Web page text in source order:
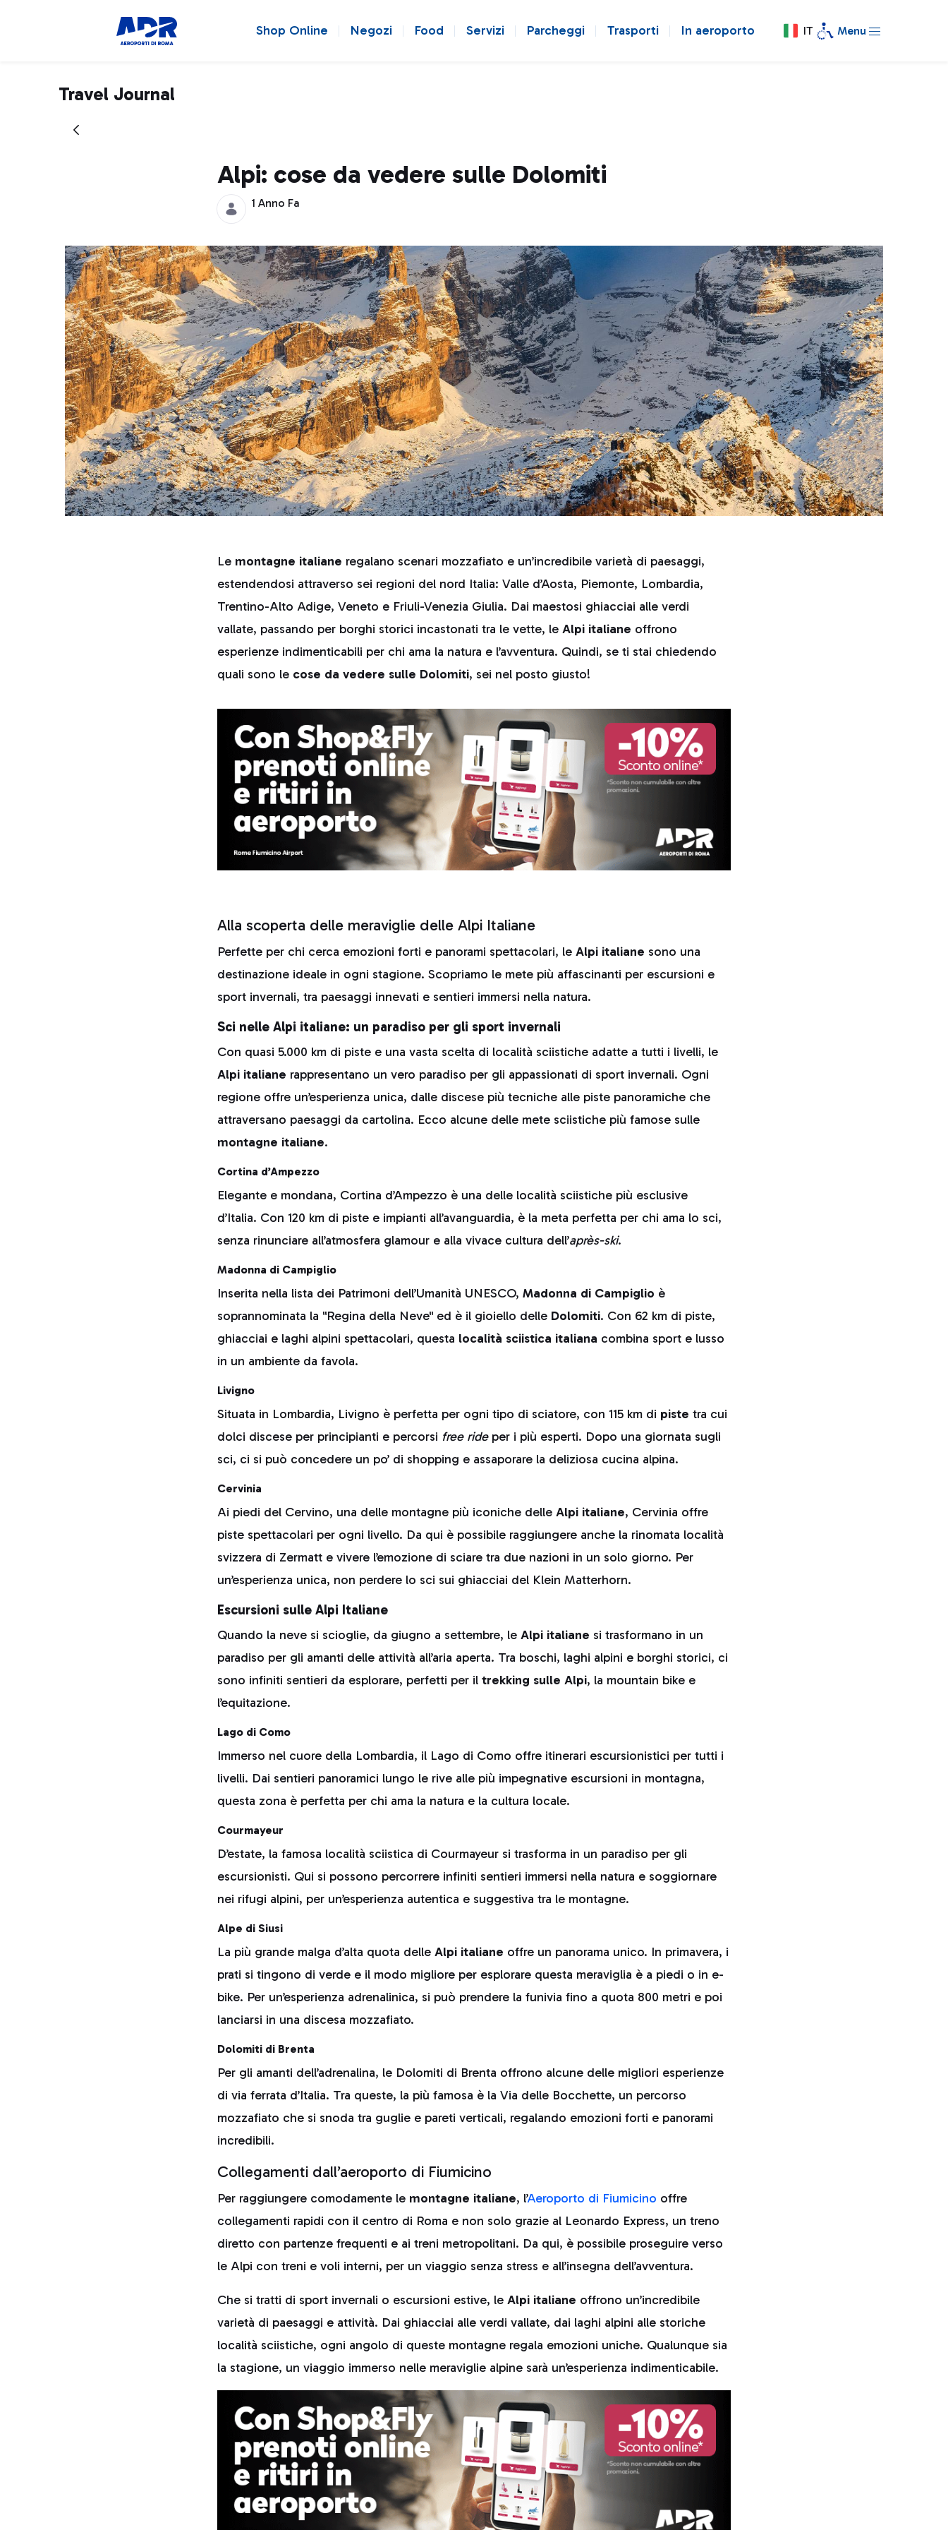
Shop Online Negozi Food Servizi Parcheggi Trasporti In aeroporto IT Menu
Travel Journal
Alpi: cose da vedere sulle Dolomiti
1 Anno Fa
Le montagne italiane regalano scenari mozzafiato e un’incredibile varietà di paesaggi,
estendendosi attraverso sei regioni del nord Italia: Valle d’Aosta, Piemonte, Lombardia,
Trentino-Alto Adige, Veneto e Friuli-Venezia Giulia. Dai maestosi ghiacciai alle verdi
vallate, passando per borghi storici incastonati tra le vette, leAlpi italiane offrono
esperienze indimenticabili per chi ama la natura e l’avventura. Quindi, se ti stai chiedendo
quali sono le cose da vedere sulle Dolomiti, sei nel posto giusto!
Alla scoperta delle meraviglie delle Alpi Italiane
Perfette per chi cerca emozioni forti e panorami spettacolari, leAlpi italiane sono una
destinazione ideale in ogni stagione. Scopriamo le mete più affascinanti per escursioni e
sport invernali, tra paesaggi innevati e sentieri immersi nella natura.
Sci nelle Alpi italiane: un paradiso per gli sport invernali
Con quasi 5.000 km di piste e una vasta scelta di località sciistiche adatte a tutti i livelli, le
Alpi italiane rappresentano un vero paradiso per gli appassionati di sport invernali. Ogni
regione offre un’esperienza unica, dalle discese più tecniche alle piste panoramiche che
attraversano paesaggi da cartolina. Ecco alcune delle mete sciistiche più famose sulle
montagne italiane.
Cortina d’Ampezzo
Elegante e mondana, Cortina d’Ampezzo è una delle località sciistiche più esclusive
d’Italia. Con 120 km di piste e impianti all’avanguardia, è la meta perfetta per chi ama lo sci,
senza rinunciare all’atmosfera glamour e alla vivace cultura dell’après-ski.
Madonna di Campiglio
Inserita nella lista dei Patrimoni dell’Umanità UNESCO,Madonna di Campiglio è
soprannominata la "Regina della Neve" ed è il gioiello delle Dolomiti. Con 62 km di piste,
ghiacciai e laghi alpini spettacolari, questa località sciistica italiana combina sport e lusso
in un ambiente da favola.
Livigno
Situata in Lombardia, Livigno è perfetta per ogni tipo di sciatore, con 115 km di piste tra cui
dolci discese per principianti e percorsi free rideper i più esperti. Dopo una giornata sugli
sci, ci si può concedere un po’ di shopping e assaporare la deliziosa cucina alpina.
Cervinia
Ai piedi del Cervino, una delle montagne più iconiche delleAlpi italiane, Cervinia offre
piste spettacolari per ogni livello. Da qui è possibile raggiungere anche la rinomata località
svizzera di Zermatt e vivere l’emozione di sciare tra due nazioni in un solo giorno. Per
un’esperienza unica, non perdere lo sci sui ghiacciai del Klein Matterhorn.
Escursioni sulle Alpi Italiane
Quando la neve si scioglie, da giugno a settembre, leAlpi italiane si trasformano in un
paradiso per gli amanti delle attività all’aria aperta. Tra boschi, laghi alpini e borghi storici, ci
sono infiniti sentieri da esplorare, perfetti per iltrekking sulle Alpi, la mountain bike e
l’equitazione.
Lago di Como
Immerso nel cuore della Lombardia, il Lago di Como offre itinerari escursionistici per tutti i
livelli. Dai sentieri panoramici lungo le rive alle più impegnative escursioni in montagna,
questa zona è perfetta per chi ama la natura e la cultura locale.
Courmayeur
D’estate, la famosa località sciistica di Courmayeur si trasforma in un paradiso per gli
escursionisti. Qui si possono percorrere infiniti sentieri immersi nella natura e soggiornare
nei rifugi alpini, per un’esperienza autentica e suggestiva tra le montagne.
Alpe di Siusi
La più grande malga d’alta quota delleAlpi italiane offre un panorama unico. In primavera, i
prati si tingono di verde e il modo migliore per esplorare questa meraviglia è a piedi o in e-
bike. Per un’esperienza adrenalinica, si può prendere la funivia fino a quota 800 metri e poi
lanciarsi in una discesa mozzafiato.
Dolomiti di Brenta
Per gli amanti dell’adrenalina, le Dolomiti di Brenta offrono alcune delle migliori esperienze
di via ferrata d’Italia. Tra queste, la più famosa è la Via delle Bocchette, un percorso
mozzafiato che si snoda tra guglie e pareti verticali, regalando emozioni forti e panorami
incredibili.
Collegamenti dall’aeroporto di Fiumicino
Per raggiungere comodamente le montagne italiane, l’Aeroporto di Fiumicino offre
collegamenti rapidi con il centro di Roma e non solo grazie al Leonardo Express, un treno
diretto con partenze frequenti e ai treni metropolitani. Da qui, è possibile proseguire verso
le Alpi con treni e voli interni, per un viaggio senza stress e all’insegna dell’avventura.
Che si tratti di sport invernali o escursioni estive, leAlpi italiane offrono un’incredibile
varietà di paesaggi e attività. Dai ghiacciai alle verdi vallate, dai laghi alpini alle storiche
località sciistiche, ogni angolo di queste montagne regala emozioni uniche. Qualunque sia
la stagione, un viaggio immerso nelle meraviglie alpine sarà un’esperienza indimenticabile.